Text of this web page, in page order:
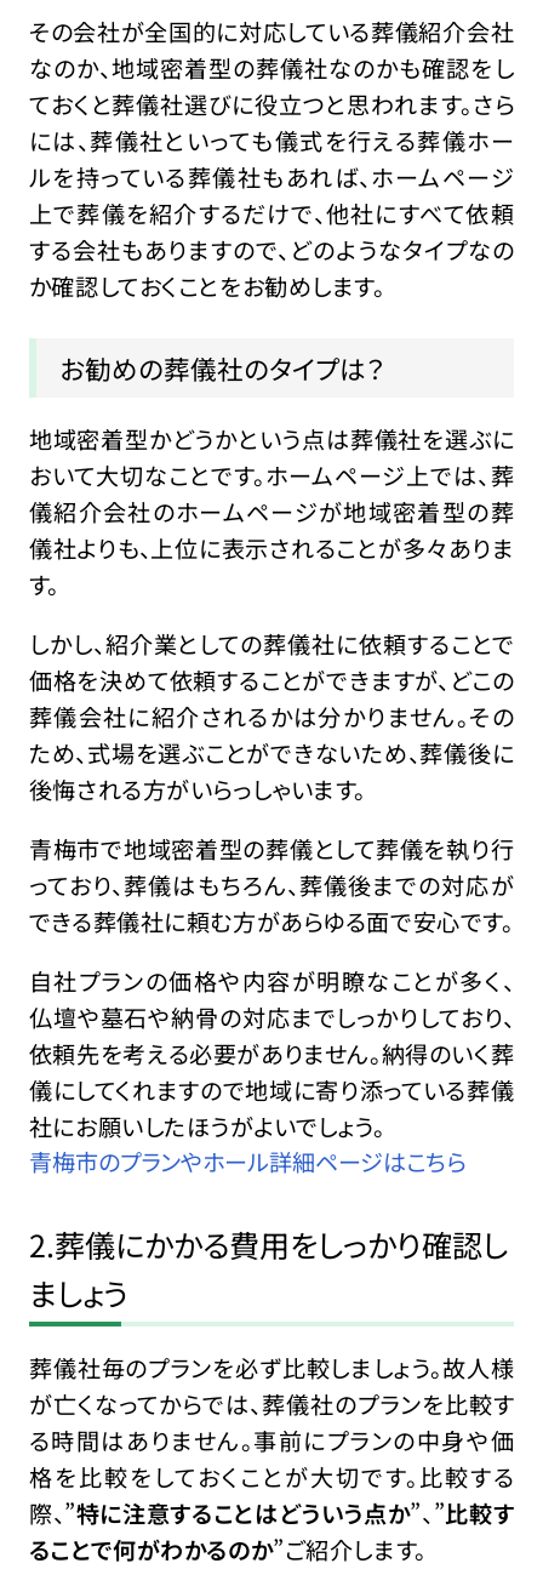
その会社が全国的に対応している葬儀紹介会社
なのか、地域密着型の葬儀社なのかも確認をし
ておくと葬儀社選びに役立つと思われます。さら
には、葬儀社といっても儀式を行える葬儀ホー
ルを持っている葬儀社もあれば、ホームページ
上で葬儀を紹介するだけで、他社にすべて依頼
する会社もありますので、どのようなタイプなの
か確認しておくことをお勧めします。
お勧めの葬儀社のタイプは？
地域密着型かどうかという点は葬儀社を選ぶに
おいて大切なことです。ホームページ上では、葬
儀紹介会社のホームページが地域密着型の葬
儀社よりも、上位に表示されることが多々ありま
す。
しかし、紹介業としての葬儀社に依頼することで
価格を決めて依頼することができますが、どこの
葬儀会社に紹介されるかは分かりません。その
ため、式場を選ぶことができないため、葬儀後に
後悔される方がいらっしゃいます。
青梅市で地域密着型の葬儀として葬儀を執り行
っており、葬儀はもちろん、葬儀後までの対応が
できる葬儀社に頼む方があらゆる面で安心です。
自社プランの価格や内容が明瞭なことが多く、
仏壇や墓石や納骨の対応までしっかりしており、
依頼先を考える必要がありません。納得のいく葬
儀にしてくれますので地域に寄り添っている葬儀
社にお願いしたほうがよいでしょう。
青梅市のプランやホール詳細ページはこちら
2.葬儀にかかる費用をしっかり確認し
ましょう
葬儀社毎のプランを必ず比較しましょう。故人様
が亡くなってからでは、葬儀社のプランを比較す
る時間はありません。事前にプランの中身や価
格を比較をしておくことが大切です。比較する
際、”特に注意することはどういう点か”、”比較す
ることで何がわかるのか”ご紹介します。